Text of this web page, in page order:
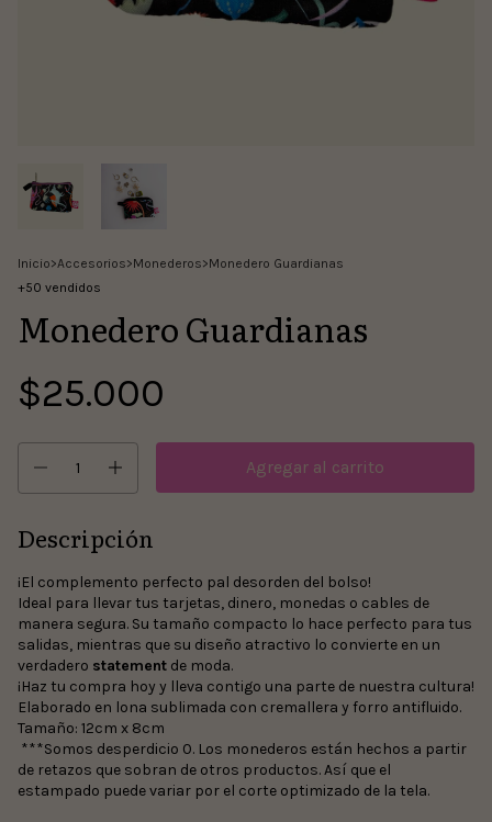
Inicio>Accesorios>Monederos>Monedero Guardianas
+50 vendidos
Monedero Guardianas
$25.000
Descripción
¡El complemento perfecto pal desorden del bolso!
Ideal para llevar tus tarjetas, dinero, monedas o cables de
manera segura. Su tamaño compacto lo hace perfecto para tus
salidas, mientras que su diseño atractivo lo convierte en un
verdadero statement de moda.
¡Haz tu compra hoy y lleva contigo una parte de nuestra cultura!
Elaborado en lona sublimada con cremallera y forro antifluido.
Tamaño: 12cm x 8cm
***Somos desperdicio 0. Los monederos están hechos a partir
de retazos que sobran de otros productos. Así que el
estampado puede variar por el corte optimizado de la tela.